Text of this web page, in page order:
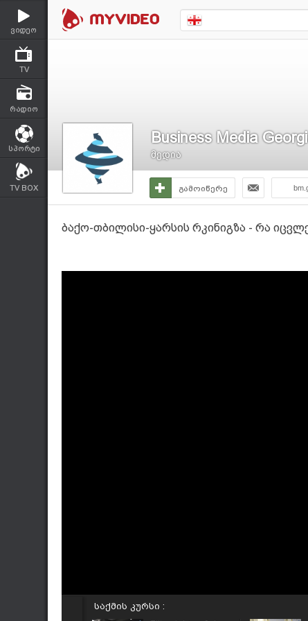
ვიდეო
TV
რადიო
სპორტი
TV BOX
Business Media
მედია
გამოიწერე
ბაქო-თბილისი-ყარსის რკინიგზა - რა
საქმის კურსი :